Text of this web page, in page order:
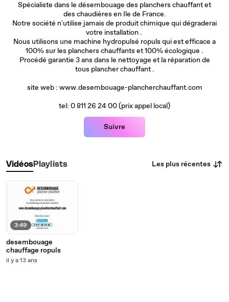
Spécialiste dans le désembouage des planchers chauffant et
des chaudières en Ile de France.
Notre société n'utilise jamais de produit chimique qui dégraderai
votre installation .
Nous utilisons une machine hydropulsé ropuls qui est efficace a
100% sur les planchers chauffants et 100% écologique .
Procédé garantie 3 ans dans le nettoyage et la réparation de
tous plancher chauffant .
site web : www.desembouage-plancherchauffant.com
tel: 0 811 26 24 00 (prix appel local)
Suivre
VidéosPlaylists Les plus récentes
3:49
desembouage
chauffage ropuls
il y a 13 ans